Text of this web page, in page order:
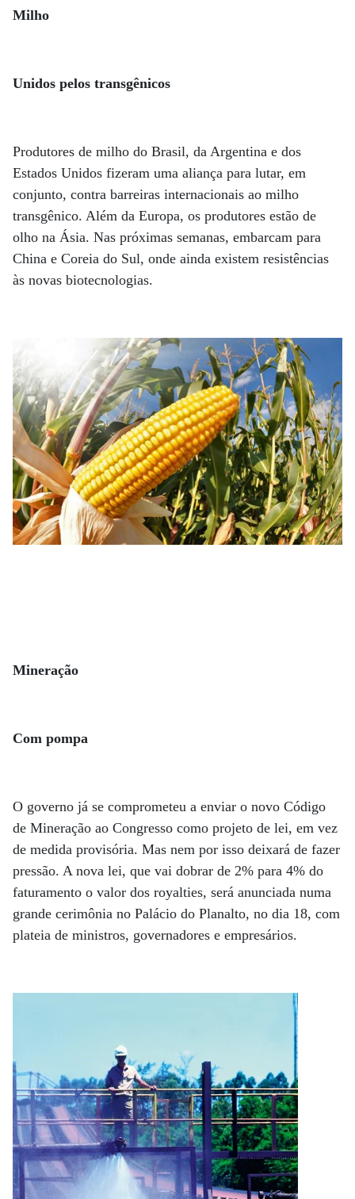
Milho
Unidos pelos transgênicos
Produtores de milho do Brasil, da Argentina e dos
Estados Unidos fizeram uma aliança para lutar, em
conjunto, contra barreiras internacionais ao milho
transgênico. Além da Europa, os produtores estão de
olho na Ásia. Nas próximas semanas, embarcam para
China e Coreia do Sul, onde ainda existem resistências
às novas biotecnologias.
Mineração
Com pompa
O governo já se comprometeu a enviar o novo Código
de Mine­ração ao Con­gresso como projeto de lei, em vez
de medida provisória. Mas nem por isso deixará de fazer
pressão. A nova lei, que vai dobrar de 2% para 4% do
faturamento o valor dos royalties, será anunciada numa
grande cerimônia no Palácio do Planalto, no dia 18, com
plateia de ministros, governadores e empresários.